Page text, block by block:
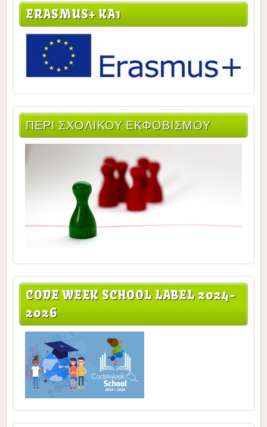
ERASMUS+ KA1
ΠΕΡΙ ΣΧΟΛΙΚΟΥ ΕΚΦΟΒΙΣΜΟΥ
CODE WEEK SCHOOL LABEL 2024-
2026